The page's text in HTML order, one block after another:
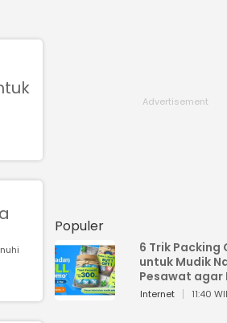
Populer
6 Trik Packing
untuk Mudik
Pesawat agar
Tidak Over
Internet 11:40